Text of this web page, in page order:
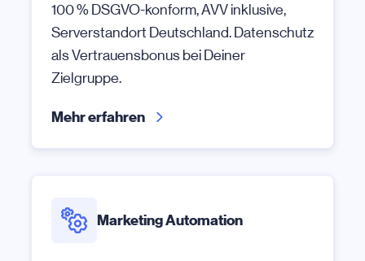
100 % DSGVO-konform, AVV inklusive,
Serverstandort Deutschland. Datenschutz
als Vertrauensbonus bei Deiner
Zielgruppe.
Mehr erfahren
Marketing Automation